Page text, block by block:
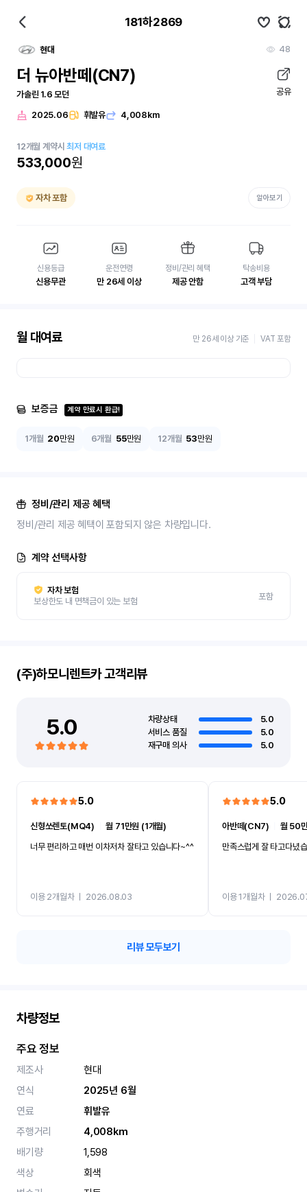
181하2869
현대 48
더 뉴아반떼(CN7)
가솔린 1.6 모던 공유
2025.06 휘발유 4,008km
12개월 계약시최저 대여료
533,000원
자차 포함 알아보기
신용등급
신용무관
운전연령
만 26세 이상
정비/관리 혜택
제공 안함
탁송비용
고객 부담
월 대여료 만 26세 이상 기준 VAT 포함
보증금 계약 만료시 환급!
1개월 20만원 6개월 55만원 12개월 53만원
정비/관리 제공 혜택
정비/관리 제공 혜택이 포함되지 않은 차량입니다.
계약 선택사항
자차 보험
보상한도 내 면책금이 있는 보험
포함
(주)하모니렌트카고객리뷰
5.0 차량상태
5.0
서비스 품질
5.0
재구매 의사
5.0
5.0
신형쏘렌토(MQ4) ㅣ월 71만원 (1개월)
너무 편리하고 매번 이차저차 잘타고 있습니다~^^
이용 2개월차ㅣ 2026.08.03
5.0
아반떼(CN7)
월 50
만족스럽게 잘 타고다녔
이용 1개월차ㅣ
리뷰 모두보기
차량정보
주요 정보
제조사
현대
연식
2025년 6월
연료
휘발유
주행거리
4,008km
배기량
1,598
색상
회색